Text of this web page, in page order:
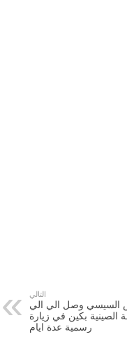
التالي
السيسي وصل الي الي
الصينية بكين في زيارة
رسمية عدة ايام